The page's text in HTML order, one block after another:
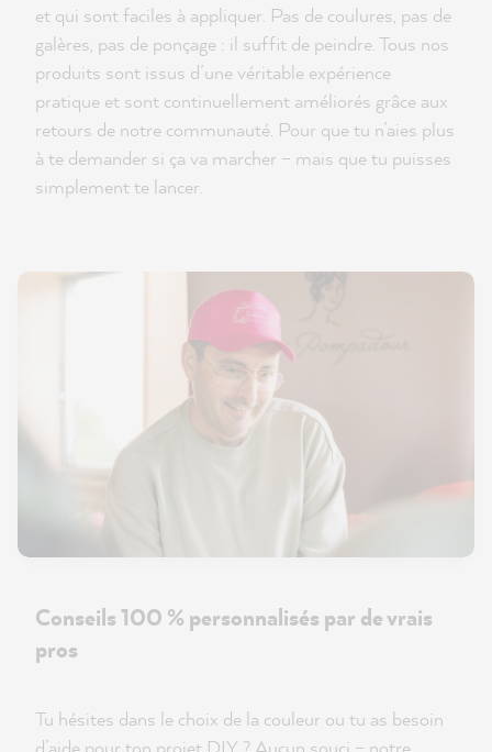
et qui sont faciles à appliquer. Pas de coulures, pas de
galères, pas de ponçage : il suffit de peindre. Tous nos
produits sont issus d’une véritable expérience
pratique et sont continuellement améliorés grâce aux
retours de notre communauté. Pour que tu n’aies plus
à te demander si ça va marcher – mais que tu puisses
simplement te lancer.
Conseils 100 % personnalisés par de vrais
pros
Tu hésites dans le choix de la couleur ou tu as besoin
d’aide pour ton projet DIY ? Aucun souci – notre